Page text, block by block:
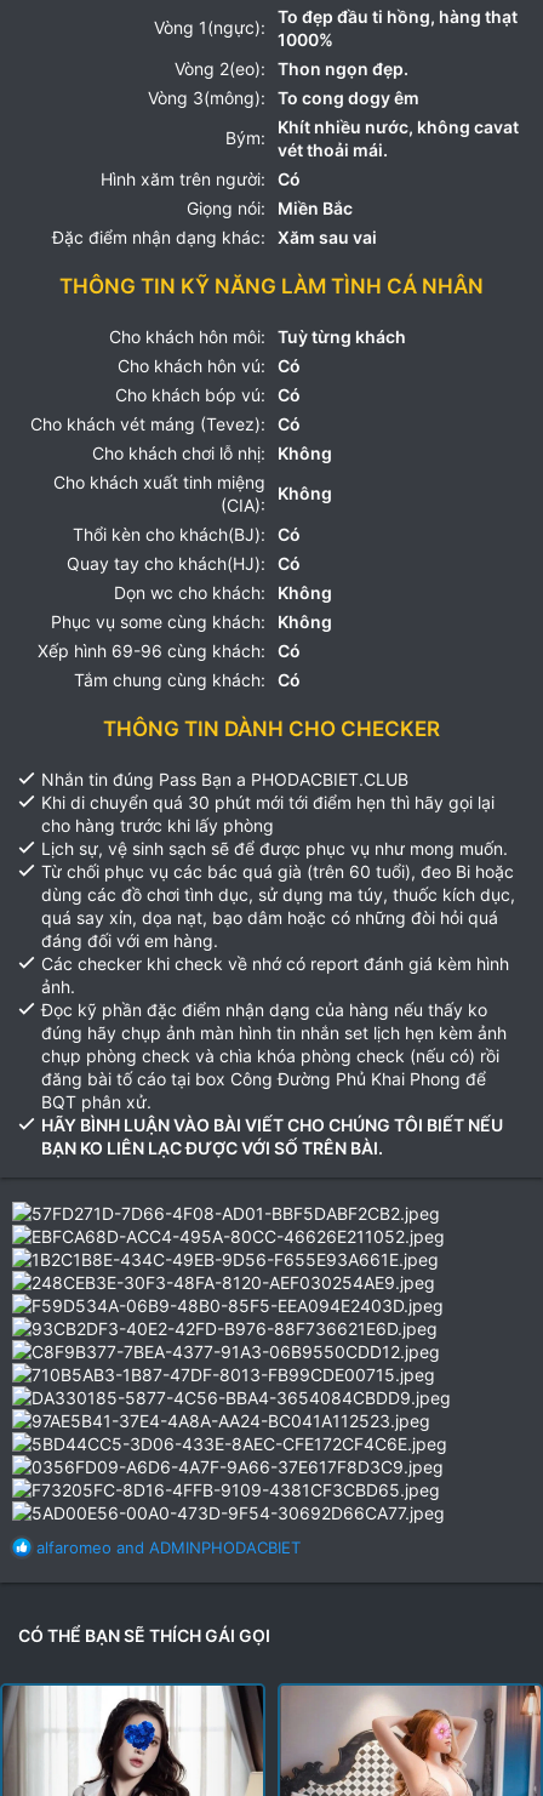
Vòng 1(ngực):
To đẹp đầu ti hồng, hàng thạt
1000%
Vòng 2(eo):
Thon ngọn đẹp.
Vòng 3(mông):
To cong dogy êm
Bým:
Khít nhiều nước, không cavat
vét thoải mái.
Hình xăm trên người:
Có
Giọng nói:
Miền Bắc
Đặc điểm nhận dạng khác:
Xăm sau vai
THÔNG TIN KỸ NĂNG LÀM TÌNH CÁ NHÂN
Cho khách hôn môi:
Tuỳ từng khách
Cho khách hôn vú:
Có
Cho khách bóp vú:
Có
Cho khách vét máng (Tevez):
Có
Cho khách chơi lỗ nhị:
Không
Cho khách xuất tinh miệng
(CIA):
Không
Thổi kèn cho khách(BJ):
Có
Quay tay cho khách(HJ):
Có
Dọn wc cho khách:
Không
Phục vụ some cùng khách:
Không
Xếp hình 69-96 cùng khách:
Có
Tắm chung cùng khách:
Có
THÔNG TIN DÀNH CHO CHECKER
Nhắn tin đúng Pass Bạn a PHODACBIET.CLUB
Khi di chuyển quá 30 phút mới tới điểm hẹn thì hãy gọi lại
cho hàng trước khi lấy phòng
Lịch sự, vệ sinh sạch sẽ để được phục vụ như mong muốn.
Từ chối phục vụ các bác quá già (trên 60 tuổi), đeo Bi hoặc
dùng các đồ chơi tình dục, sử dụng ma túy, thuốc kích dục,
quá say xỉn, dọa nạt, bạo dâm hoặc có những đòi hỏi quá
đáng đối với em hàng.
Các checker khi check về nhớ có report đánh giá kèm hình
ảnh.
Đọc kỹ phần đặc điểm nhận dạng của hàng nếu thấy ko
đúng hãy chụp ảnh màn hình tin nhắn set lịch hẹn kèm ảnh
chụp phòng check và chìa khóa phòng check (nếu có) rồi
đăng bài tố cáo tại box Công Đường Phủ Khai Phong để
BQT phân xử.
HÃY BÌNH LUẬN VÀO BÀI VIẾT CHO CHÚNG TÔI BIẾT NẾU
BẠN KO LIÊN LẠC ĐƯỢC VỚI SỐ TRÊN BÀI.
R
t
alfaromeo and ADMINPHODACBIET
CÓ THỂ BẠN SẼ THÍCH GÁI GỌI